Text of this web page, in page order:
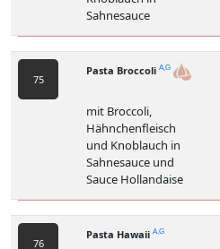
Sahnesauce
75
Pasta Broccoli A,G
mit Broccoli,
Hähnchenfleisch
und Knoblauch in
Sahnesauce und
Sauce Hollandaise
76
Pasta Hawaii A,G